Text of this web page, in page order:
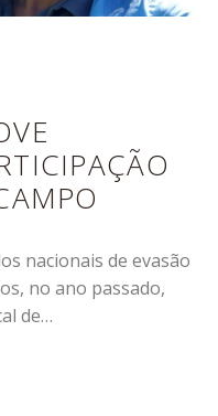
nacionais de evasão
no ano passado,
de…